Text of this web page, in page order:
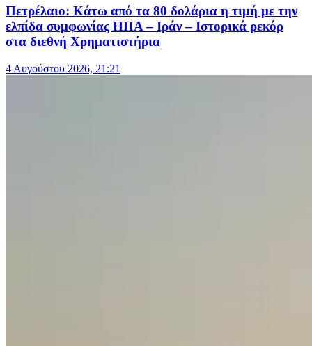
Πετρέλαιο: Κάτω από τα 80 δολάρια η τιμή με την
ελπίδα συμφωνίας ΗΠΑ – Ιράν – Ιστορικά ρεκόρ
στα διεθνή Χρηματιστήρια
4 Αυγούστου 2026, 21:21